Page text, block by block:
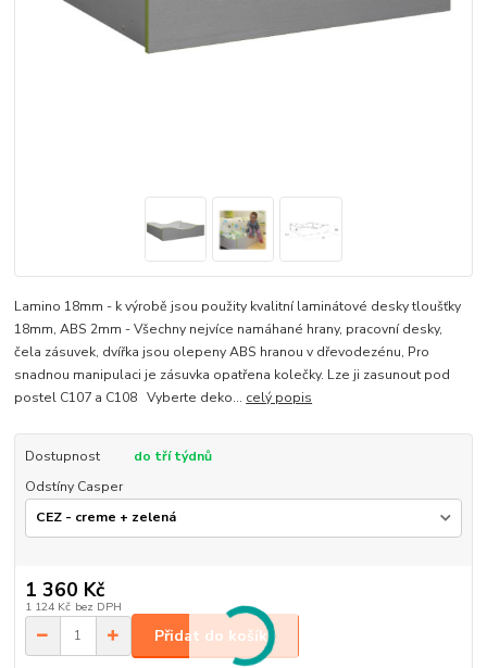
Lamino 18mm - k výrobě jsou použity kvalitní laminátové desky tloušťky
18mm, ABS 2mm - Všechny nejvíce namáhané hrany, pracovní desky,
čela zásuvek, dvířka jsou olepeny ABS hranou v dřevodezénu, Pro
snadnou manipulaci je zásuvka opatřena kolečky. Lze ji zasunout pod
postel C107 a C108 Vyberte deko... celý popis
Dostupnost
do tří týdnů
Odstíny Casper
1 360 Kč
1 124 Kč bez DPH
Přidat do košíku